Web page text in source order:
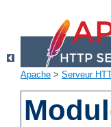
Apache > Serveur